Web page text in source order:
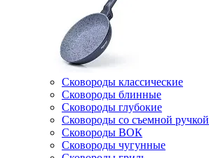
Сковороды классические
Сковороды блинные
Сковороды глубокие
Сковороды со съемной ручкой
Сковороды ВОК
Сковороды чугунные